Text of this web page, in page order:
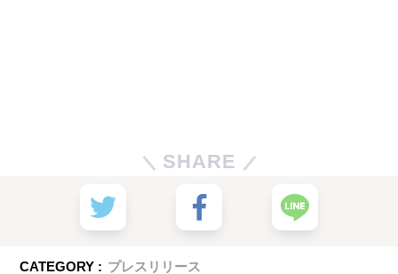
SHARE
CATEGORY : プレスリリース